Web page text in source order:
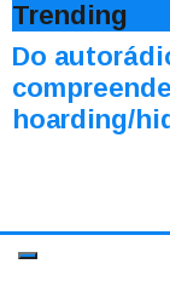
Trending
Do
hoarding/